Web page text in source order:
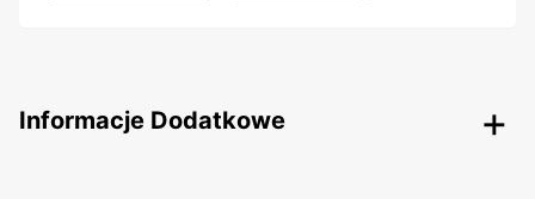
Informacje Dodatkowe